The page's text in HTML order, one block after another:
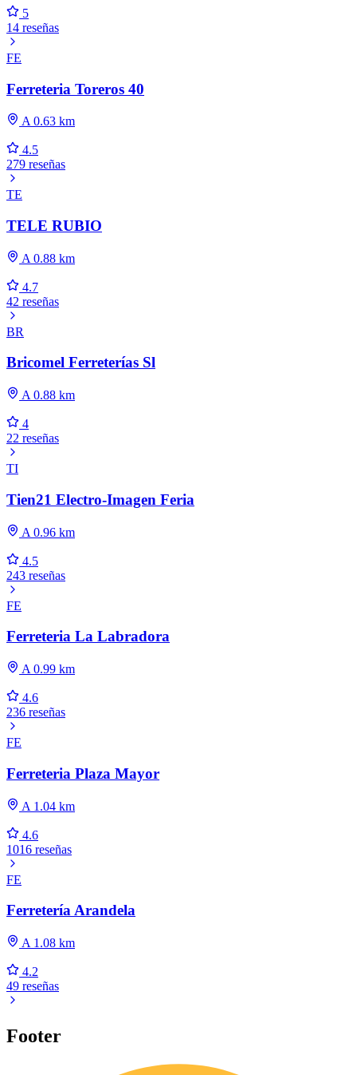
5
14 reseñas
FE
Ferreteria Toreros 40
A 0.63 km
4.5
279 reseñas
TE
TELE RUBIO
A 0.88 km
4.7
42 reseñas
BR
Bricomel Ferreterías Sl
A 0.88 km
4
22 reseñas
TI
Tien21 Electro-Imagen Feria
A 0.96 km
4.5
243 reseñas
FE
Ferreteria La Labradora
A 0.99 km
4.6
236 reseñas
FE
Ferreteria Plaza Mayor
A 1.04 km
4.6
1016 reseñas
FE
Ferretería Arandela
A 1.08 km
4.2
49 reseñas
Footer